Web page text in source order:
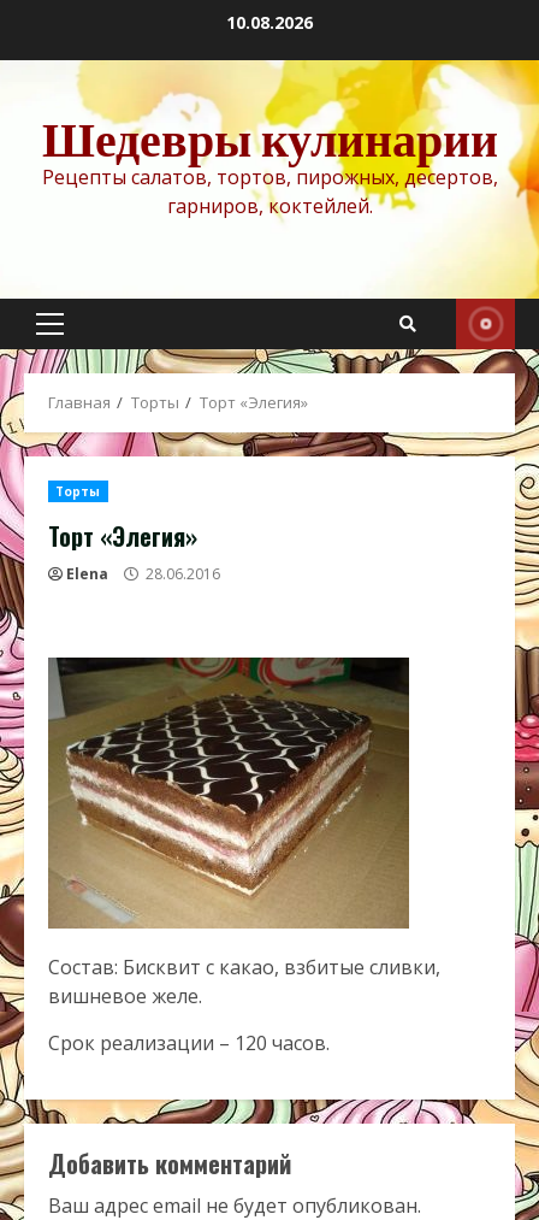
содержимому
10.08.2026
Шедевры кулинарии
Рецепты салатов, тортов, пирожных, десертов,
гарниров, коктейлей.
Основное
меню
Главная Торты Торт «Элегия»
Торты
Торт «Элегия»
Elena 28.06.2016
Состав: Бисквит с какао, взбитые сливки,
вишневое желе.
Срок реализации – 120 часов.
Добавить комментарий
Ваш адрес email не будет опубликован.